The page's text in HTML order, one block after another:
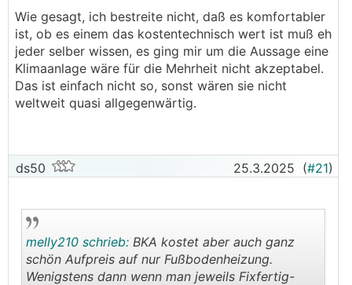
Entfeuchtungslösung weitaus nicht so etabliert
wie Klimaanlagen...
───────────────
wenn man fbh und bka der heizung und
speicherung (erdwärmestrompreis) zuschlägt
klimaanlage...
strahlung zu/abzuführen und feuchtigkeit der luft
zu entziehen. jeder der das kennt will nichts
anderes...
Wie gesagt, ich bestreite nicht, daß es komfortabler
ist, ob es einem das kostentechnisch wert ist muß eh
jeder selber wissen, es ging mir um die Aussage eine
Klimaanlage wäre für die Mehrheit nicht akzeptabel.
Das ist einfach nicht so, sonst wären sie nicht
weltweit quasi allgegenwärtig.
ds50 25.3.2025 (#21)
melly210 schrieb: BKA kostet aber auch ganz
schön Aufpreis auf nur Fußbodenheizung.
Wenigstens dann wenn man jeweils Fixfertig-